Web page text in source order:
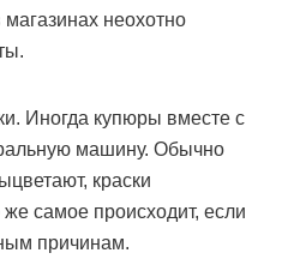
неохотно
Иногда купюры вместе с
машину. Обычно
краски
самое происходит, если
причинам.